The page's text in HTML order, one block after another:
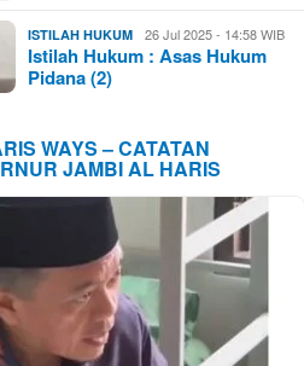
ISTILAH HUKUM 26 Jul 2025 - 14:58 WIB
Istilah Hukum : Asas Hukum
Pidana (2)
WAYS – CATATAN
JAMBI AL HARIS